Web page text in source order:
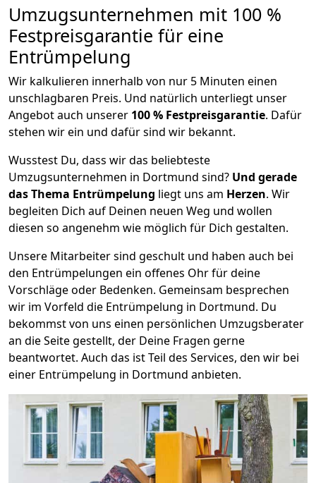
Umzugsunternehmen mit 100 %
Festpreisgarantie für eine
Entrümpelung
Wir kalkulieren innerhalb von nur 5 Minuten einen
unschlagbaren Preis. Und natürlich unterliegt unser
Angebot auch unserer 100 % Festpreisgarantie. Dafür
stehen wir ein und dafür sind wir bekannt.
Wusstest Du, dass wir das beliebteste
Umzugsunternehmen in Dortmund sind? Und gerade
das Thema Entrümpelung liegt uns am Herzen. Wir
begleiten Dich auf Deinen neuen Weg und wollen
diesen so angenehm wie möglich für Dich gestalten.
Unsere Mitarbeiter sind geschult und haben auch bei
den Entrümpelungen ein offenes Ohr für deine
Vorschläge oder Bedenken. Gemeinsam besprechen
wir im Vorfeld die Entrümpelung in Dortmund. Du
bekommst von uns einen persönlichen Umzugsberater
an die Seite gestellt, der Deine Fragen gerne
beantwortet. Auch das ist Teil des Services, den wir bei
einer Entrümpelung in Dortmund anbieten.